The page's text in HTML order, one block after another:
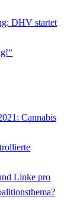
DHV startet
Cannabis
Linke pro